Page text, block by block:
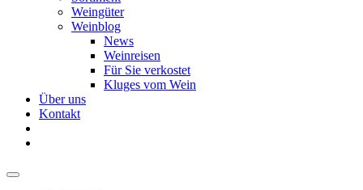
Weingüter
Weinblog
News
Weinreisen
Für Sie verkostet
Kluges vom Wein
Über uns
Kontakt